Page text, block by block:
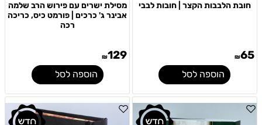
חובת הלבבות הקצר | חובות לבבי
₪65
הוספה לסל
מסילת ישרים עם פירוש הרב שלמה
אבינר ג' כרכים | פורמט כיס, כריכה
רכה
₪129
הוספה לסל